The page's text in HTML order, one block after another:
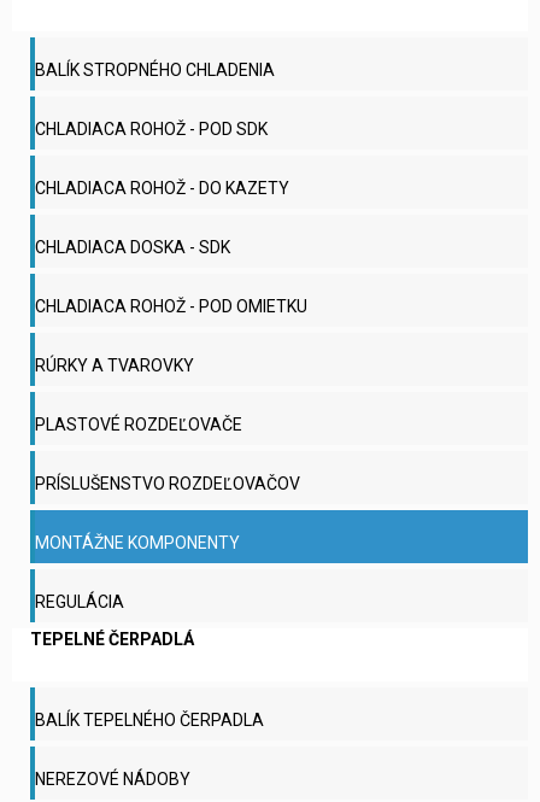
BALÍK STROPNÉHO CHLADENIA
CHLADIACA ROHOŽ - POD SDK
CHLADIACA ROHOŽ - DO KAZETY
CHLADIACA DOSKA - SDK
CHLADIACA ROHOŽ - POD OMIETKU
RÚRKY A TVAROVKY
PLASTOVÉ ROZDEĽOVAČE
PRÍSLUŠENSTVO ROZDEĽOVAČOV
MONTÁŽNE KOMPONENTY
REGULÁCIA
TEPELNÉ ČERPADLÁ
BALÍK TEPELNÉHO ČERPADLA
NEREZOVÉ NÁDOBY